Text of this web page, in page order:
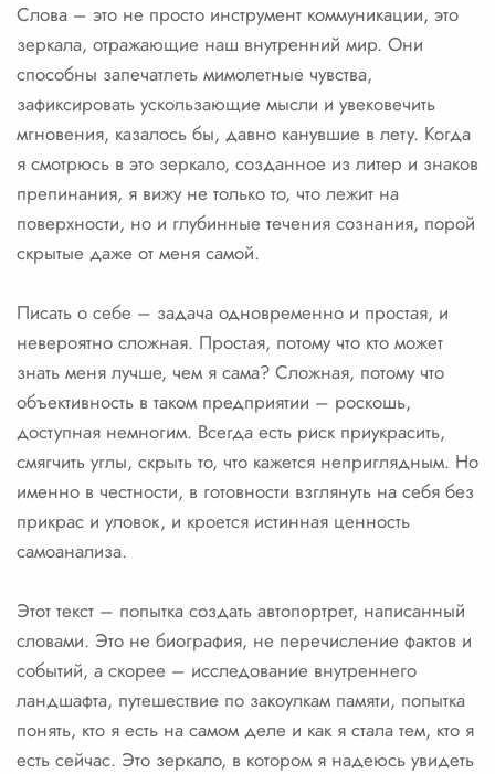
Слова – это не просто инструмент коммуникации, это
зеркала, отражающие наш внутренний мир. Они
способны запечатлеть мимолетные чувства,
зафиксировать ускользающие мысли и увековечить
мгновения, казалось бы, давно канувшие в лету. Когда
я смотрюсь в это зеркало, созданное из литер и знаков
препинания, я вижу не только то, что лежит на
поверхности, но и глубинные течения сознания, порой
скрытые даже от меня самой.
Писать о себе – задача одновременно и простая, и
невероятно сложная. Простая, потому что кто может
знать меня лучше, чем я сама? Сложная, потому что
объективность в таком предприятии – роскошь,
доступная немногим. Всегда есть риск приукрасить,
смягчить углы, скрыть то, что кажется неприглядным. Но
именно в честности, в готовности взглянуть на себя без
прикрас и уловок, и кроется истинная ценность
самоанализа.
Этот текст – попытка создать автопортрет, написанный
словами. Это не биография, не перечисление фактов и
событий, а скорее – исследование внутреннего
ландшафта, путешествие по закоулкам памяти, попытка
понять, кто я есть на самом деле и как я стала тем, кто я
есть сейчас. Это зеркало, в котором я надеюсь увидеть